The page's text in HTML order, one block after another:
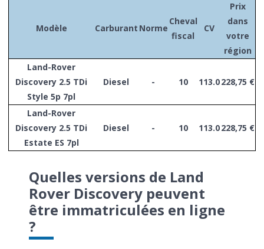
Modèle Carburant Norme
Cheval
fiscal
CV
Prix
dans
votre
région
Land-Rover
Discovery 2.5 TDi
Style 5p 7pl
Diesel - 10 113.0228,75 €
Land-Rover
Discovery 2.5 TDi
Estate ES 7pl
Diesel - 10 113.0228,75 €
Quelles versions de Land
Rover Discovery peuvent
être immatriculées en ligne
?